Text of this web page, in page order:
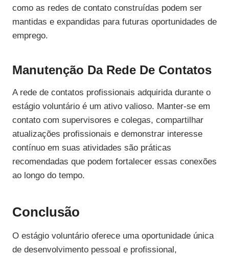
como as redes de contato construídas podem ser
mantidas e expandidas para futuras oportunidades de
emprego.
Manutenção Da Rede De Contatos
A rede de contatos profissionais adquirida durante o
estágio voluntário é um ativo valioso. Manter-se em
contato com supervisores e colegas, compartilhar
atualizações profissionais e demonstrar interesse
contínuo em suas atividades são práticas
recomendadas que podem fortalecer essas conexões
ao longo do tempo.
Conclusão
O estágio voluntário oferece uma oportunidade única
de desenvolvimento pessoal e profissional,